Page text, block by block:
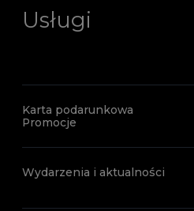
Usługi
Karta podarunkowa
Promocje
Wydarzenia i aktualności